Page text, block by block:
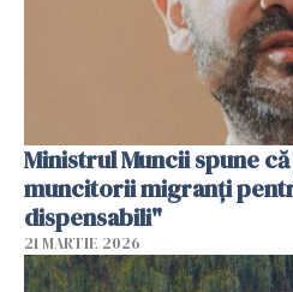
Ministrul Muncii spune
muncitorii migranți
dispensabili"
21 MARTIE 2026